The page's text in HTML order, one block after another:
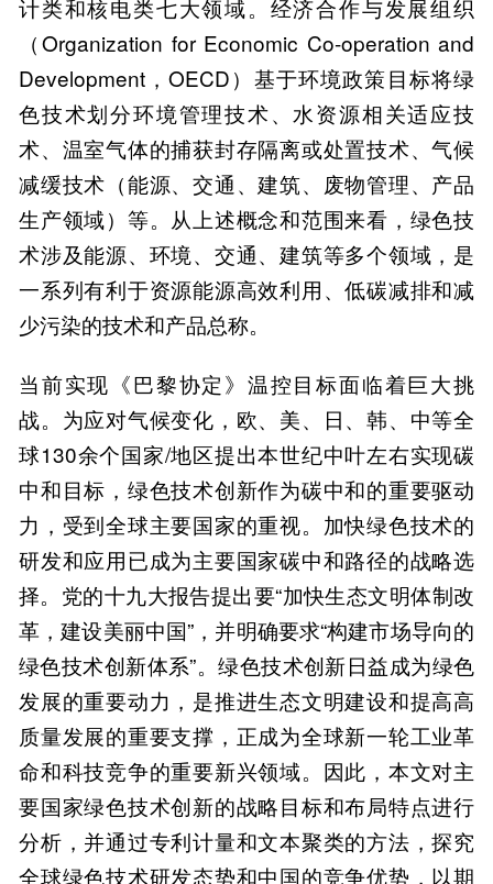
计类和核电类七大领域。经济合作与发展组织
（Organization for Economic Co-operation and
Development，OECD）基于环境政策目标将绿
色技术划分环境管理技术、水资源相关适应技
术、温室气体的捕获封存隔离或处置技术、气候
减缓技术（能源、交通、建筑、废物管理、产品
生产领域）等。从上述概念和范围来看，绿色技
术涉及能源、环境、交通、建筑等多个领域，是
一系列有利于资源能源高效利用、低碳减排和减
少污染的技术和产品总称。
当前实现《巴黎协定》温控目标面临着巨大挑
战。为应对气候变化，欧、美、日、韩、中等全
球130余个国家/地区提出本世纪中叶左右实现碳
中和目标，绿色技术创新作为碳中和的重要驱动
力，受到全球主要国家的重视。加快绿色技术的
研发和应用已成为主要国家碳中和路径的战略选
择。党的十九大报告提出要“加快生态文明体制改
革，建设美丽中国”，并明确要求“构建市场导向的
绿色技术创新体系”。绿色技术创新日益成为绿色
发展的重要动力，是推进生态文明建设和提高高
质量发展的重要支撑，正成为全球新一轮工业革
命和科技竞争的重要新兴领域。因此，本文对主
要国家绿色技术创新的战略目标和布局特点进行
分析，并通过专利计量和文本聚类的方法，探究
全球绿色技术研发态势和中国的竞争优势，以期